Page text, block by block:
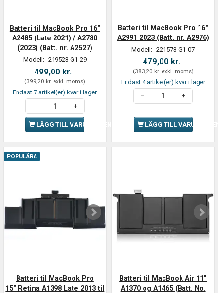
Batteri til MacBook Pro 16"
A2485 (Late 2021) / A2780
(2023) (Batt. nr. A2527)
Modell: 219523 G1-29
499,00 kr.
(399,20 kr. exkl. moms)
Endast 7 artikel(er) kvar i lager
LÄGG TILL VARUKORGEN
Batteri til MacBook Pro 16"
A2991 2023 (Batt. nr. A2976)
Modell: 221573 G1-07
479,00 kr.
(383,20 kr. exkl. moms)
Endast 4 artikel(er) kvar i lager
LÄGG TILL
POPULÄRA
Batteri til MacBook Pro
15" Retina A1398 Late 2013 til
Batteri til MacBook Air 11"
A1370 og A1465 (Batt. No.